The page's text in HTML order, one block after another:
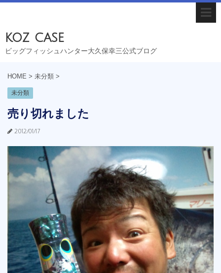
koz case
ビッグフィッシュハンター大久保幸三公式ブログ
HOME > 未分類 >
未分類
売り切れました
2012/01/17